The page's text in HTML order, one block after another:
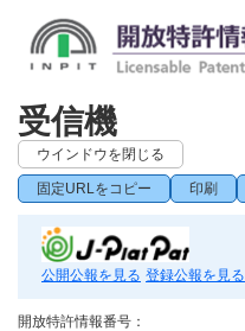
受信機
ウインドウを閉じる
固定URLをコピー 印刷
公開公報を見る 登録公報を見る
開放特許情報番号：